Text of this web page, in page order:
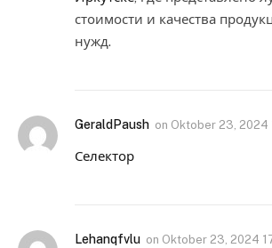
стоимости и качества
нужд.
GeraldPaush on Oktober 23, 2024
Селектор
Lehanqfvlu on Oktober 23, 2024